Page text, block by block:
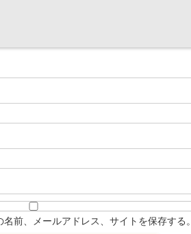
前、メールアドレス、サイトを保存する。